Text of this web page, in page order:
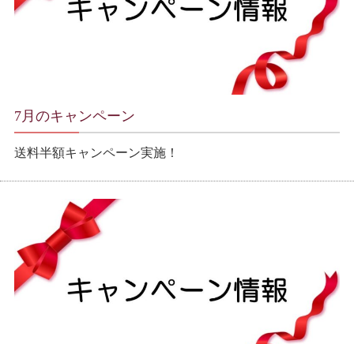
7月のキャンペーン
送料半額キャンペーン実施！